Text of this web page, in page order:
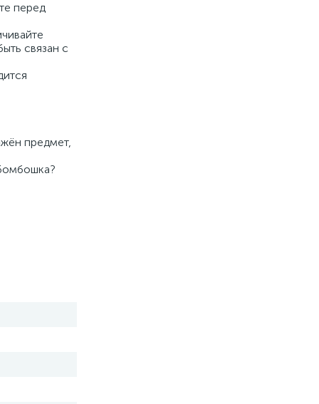
перед
связан с
предмет,